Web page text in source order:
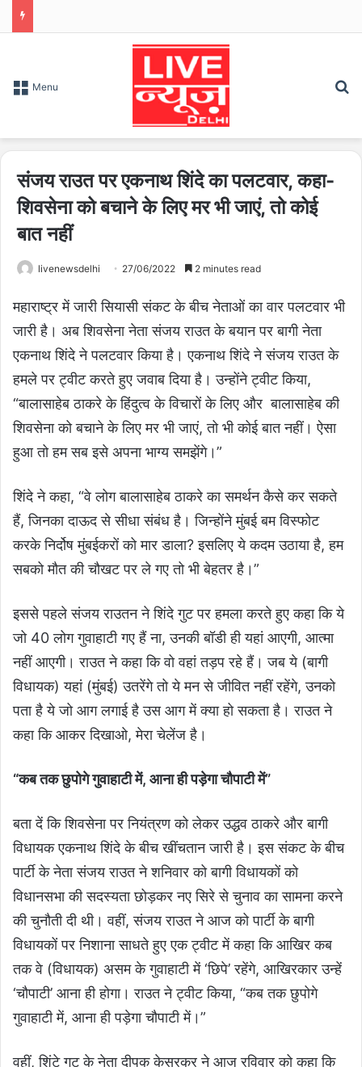
Menu
संजय राउत पर एकनाथ शिंदे का पलटवार, कहा-
शिवसेना को बचाने के लिए मर भी जाएं, तो कोई
बात नहीं
livenewsdelhi 27/06/2022 2 minutes read
महाराष्ट्र में जारी सियासी संकट के बीच नेताओं का वार पलटवार भी
जारी है। अब शिवसेना नेता संजय राउत के बयान पर बागी नेता
एकनाथ शिंदे ने पलटवार किया है। एकनाथ शिंदे ने संजय राउत के
हमले पर ट्वीट करते हुए जवाब दिया है। उन्होंने ट्वीट किया,
“बालासाहेब ठाकरे के हिंदुत्व के विचारों के लिए और बालासाहेब की
शिवसेना को बचाने के लिए मर भी जाएं, तो भी कोई बात नहीं। ऐसा
हुआ तो हम सब इसे अपना भाग्य समझेंगे।”
शिंदे ने कहा, “वे लोग बालासाहेब ठाकरे का समर्थन कैसे कर सकते
हैं, जिनका दाऊद से सीधा संबंध है। जिन्होंने मुंबई बम विस्फोट
करके निर्दोष मुंबईकरों को मार डाला? इसलिए ये कदम उठाया है, हम
सबको मौत की चौखट पर ले गए तो भी बेहतर है।”
इससे पहले संजय राउतन ने शिंदे गुट पर हमला करते हुए कहा कि ये
जो 40 लोग गुवाहाटी गए हैं ना, उनकी बॉडी ही यहां आएगी, आत्मा
नहीं आएगी। राउत ने कहा कि वो वहां तड़प रहे हैं। जब ये (बागी
विधायक) यहां (मुंबई) उतरेंगे तो ये मन से जीवित नहीं रहेंगे, उनको
पता है ये जो आग लगाई है उस आग में क्या हो सकता है। राउत ने
कहा कि आकर दिखाओ, मेरा चेलेंज है।
“कब तक छुपोगे गुवाहाटी में, आना ही पड़ेगा चौपाटी में”
बता दें कि शिवसेना पर नियंत्रण को लेकर उद्धव ठाकरे और बागी
विधायक एकनाथ शिंदे के बीच खींचतान जारी है। इस संकट के बीच
पार्टी के नेता संजय राउत ने शनिवार को बागी विधायकों को
विधानसभा की सदस्यता छोड़कर नए सिरे से चुनाव का सामना करने
की चुनौती दी थी। वहीं, संजय राउत ने आज को पार्टी के बागी
विधायकों पर निशाना साधते हुए एक ट्वीट में कहा कि आखिर कब
तक वे (विधायक) असम के गुवाहाटी में ‘छिपे’ रहेंगे, आखिरकार उन्हें
‘चौपाटी’ आना ही होगा। राउत ने ट्वीट किया, “कब तक छुपोगे
गुवाहाटी में, आना ही पड़ेगा चौपाटी में।”
वहीं, शिंटे गुट के नेता दीपक केसरकर ने आज रविवार को कहा कि